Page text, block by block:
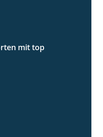
mit top